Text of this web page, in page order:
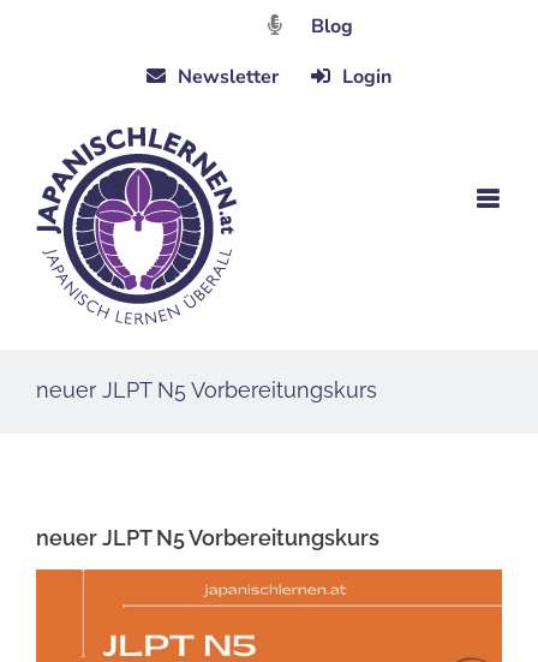
Blog
Newsletter
Login
neuer JLPT N5 Vorbereitungskurs
neuer JLPT N5 Vorbereitungskurs